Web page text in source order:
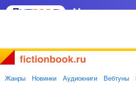
Жанры Новинки Аудиокниги Вебтуны